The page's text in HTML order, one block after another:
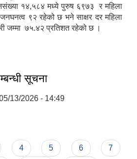
१४,५८४ मध्ये पुरुष ६९७३ र महिला
९२ रहेको छ भने साक्षर दर महिला
जम्मा ७५.४२ प्रतिशत रहेको छ ।
सूचना
13/2026 - 14:49
4 5 6
7